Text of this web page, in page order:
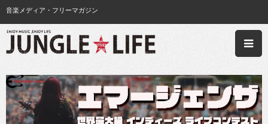
音楽メディア・フリーマガジン